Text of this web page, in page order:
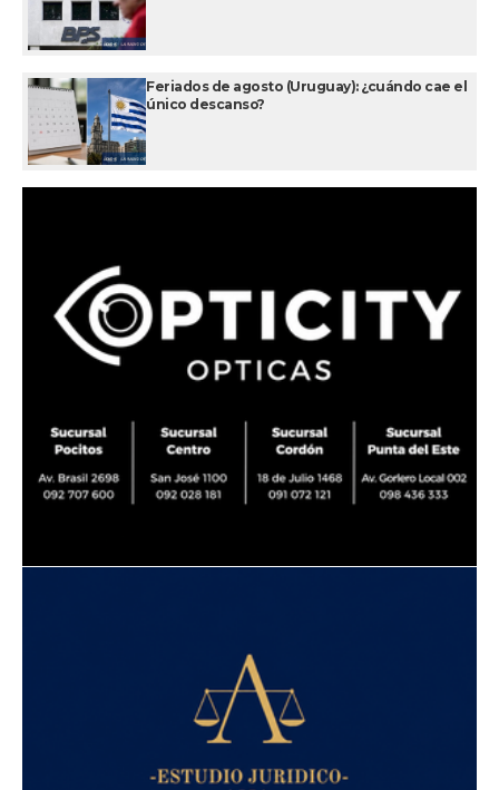
Feriados de agosto (Uruguay): ¿cuándo cae el
único descanso?